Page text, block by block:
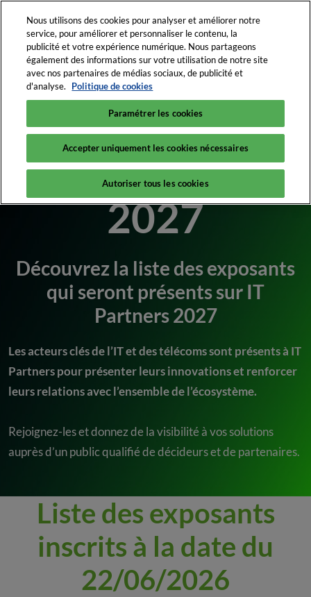
contenu
3-4 février 2027
La Plenitude Arena
Accueil Qui participe ? Liste des exposants 2027
Ils exposent en
2027
Découvrez la liste des exposants
qui seront présents sur IT
Partners 2027
Les acteurs clés de l’IT et des télécoms sont présents à IT
Partners pour présenter leurs innovations et renforcer
leurs relations avec l’ensemble de l’écosystème.
Rejoignez-les et donnez de la visibilité à vos solutions
auprès d’un public qualifié de décideurs et de partenaires.
Liste des exposants
inscrits à la date du
22/06/2026
Nous utilisons des cookies pour analyser et améliorer notre
service, pour améliorer et personnaliser le contenu, la
publicité et votre expérience numérique. Nous partageons
également des informations sur votre utilisation de notre site
avec nos partenaires de médias sociaux, de publicité et
d'analyse.
Politique de cookies
Paramétrer les cookies
Accepter uniquement les cookies nécessaires
Autoriser tous les cookies